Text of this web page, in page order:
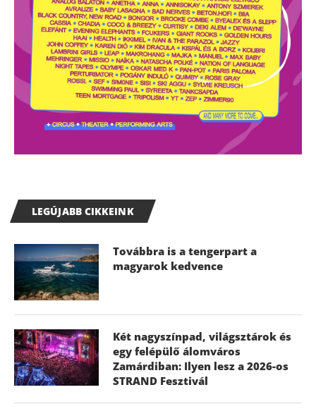
LEGÚJABB CIKKEINK
Továbbra is a tengerpart a
magyarok kedvence
Két nagyszínpad, világsztárok és
egy felépülő álomváros
Zamárdiban: Ilyen lesz a 2026-os
STRAND Fesztivál